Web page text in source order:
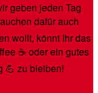
geben jeden Tag
dafür auch
wollt, könnt Ihr das
☕️ oder ein gutes
💪 zu bleiben!